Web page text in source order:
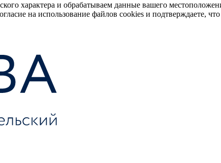
характера и обрабатываем данные вашего
на использование файлов cookies и подтверждаете,